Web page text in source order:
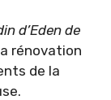
d’Eden de
rénovation
de la